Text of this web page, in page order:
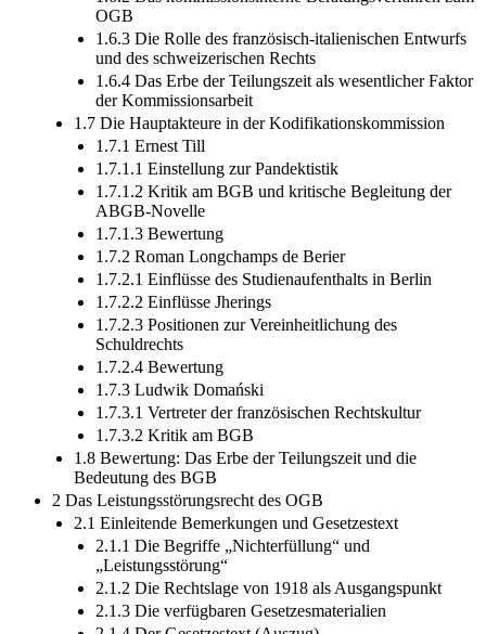
OGB
1.6.3 Die Rolle des französisch-italienischen Entwurfs
und des schweizerischen Rechts
1.6.4 Das Erbe der Teilungszeit als wesentlicher Faktor
der Kommissionsarbeit
1.7 Die Hauptakteure in der Kodifikationskommission
1.7.1 Ernest Till
1.7.1.1 Einstellung zur Pandektistik
1.7.1.2 Kritik am BGB und kritische Begleitung der
ABGB-Novelle
1.7.1.3 Bewertung
1.7.2 Roman Longchamps de Berier
1.7.2.1 Einflüsse des Studienaufenthalts in Berlin
1.7.2.2 Einflüsse Jherings
1.7.2.3 Positionen zur Vereinheitlichung des
Schuldrechts
1.7.2.4 Bewertung
1.7.3 Ludwik Domański
1.7.3.1 Vertreter der französischen Rechtskultur
1.7.3.2 Kritik am BGB
1.8 Bewertung: Das Erbe der Teilungszeit und die
Bedeutung des BGB
2 Das Leistungsstörungsrecht des OGB
2.1 Einleitende Bemerkungen und Gesetzestext
2.1.1 Die Begriffe „Nichterfüllung“ und
„Leistungsstörung“
2.1.2 Die Rechtslage von 1918 als Ausgangspunkt
2.1.3 Die verfügbaren Gesetzesmaterialien